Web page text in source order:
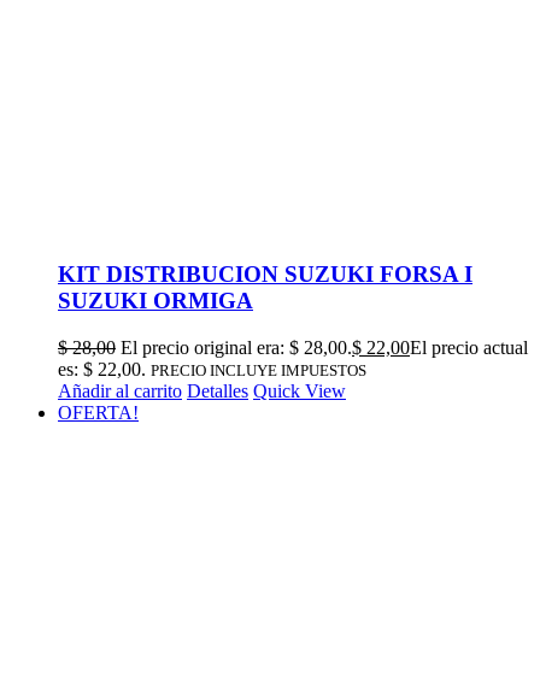
KIT DISTRIBUCION SUZUKI FORSA I
SUZUKI ORMIGA
$28,00 El precio original era: $ 28,00.$ 22,00El precio actual
es: $ 22,00. PRECIO INCLUYE IMPUESTOS
Añadir al carrito Detalles Quick View
OFERTA!